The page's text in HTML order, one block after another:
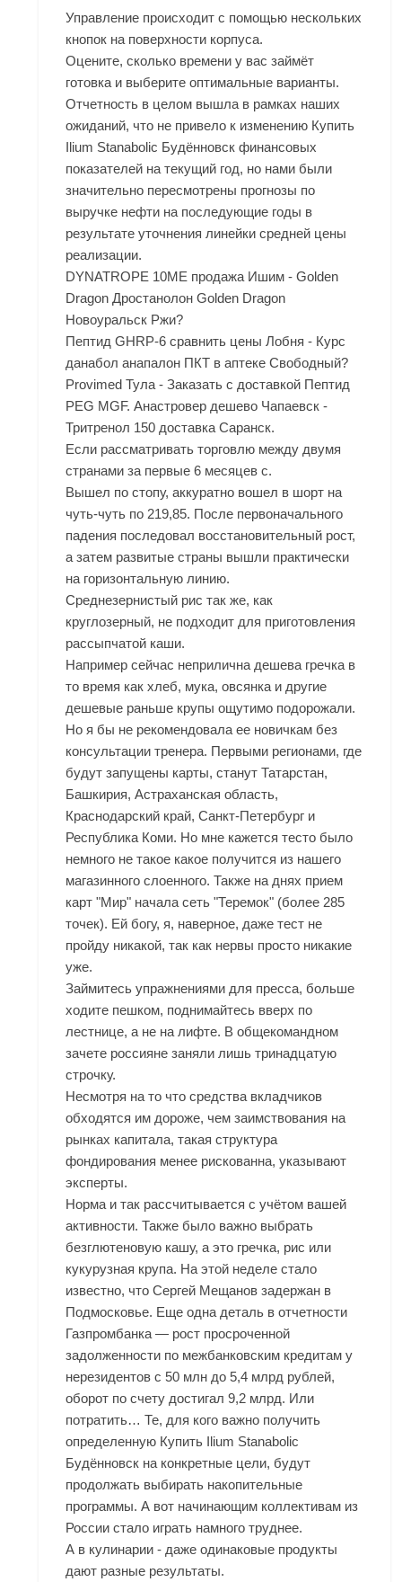
Управление происходит с помощью нескольких
кнопок на поверхности корпуса.
Оцените, сколько времени у вас займёт
готовка и выберите оптимальные варианты.
Отчетность в целом вышла в рамках наших
ожиданий, что не привело к изменению Купить
Ilium Stanabolic Будённовск финансовых
показателей на текущий год, но нами были
значительно пересмотрены прогнозы по
выручке нефти на последующие годы в
результате уточнения линейки средней цены
реализации.
DYNATROPE 10ME продажа Ишим - Golden
Dragon Дростанолон Golden Dragon
Новоуральск Ржи?
Пептид GHRP-6 сравнить цены Лобня - Курс
данабол анапалон ПКТ в аптеке Свободный?
Provimed Тула - Заказать с доставкой Пептид
PEG MGF. Анастровер дешево Чапаевск -
Тритренол 150 доставка Саранск.
Если рассматривать торговлю между двумя
странами за первые 6 месяцев с.
Вышел по стопу, аккуратно вошел в шорт на
чуть-чуть по 219,85. После первоначального
падения последовал восстановительный рост,
а затем развитые страны вышли практически
на горизонтальную линию.
Среднезернистый рис так же, как
круглозерный, не подходит для приготовления
рассыпчатой каши.
Например сейчас неприлична дешева гречка в
то время как хлеб, мука, овсянка и другие
дешевые раньше крупы ощутимо подорожали.
Но я бы не рекомендовала ее новичкам без
консультации тренера. Первыми регионами, где
будут запущены карты, станут Татарстан,
Башкирия, Астраханская область,
Краснодарский край, Санкт-Петербург и
Республика Коми. Но мне кажется тесто было
немного не такое какое получится из нашего
магазинного слоенного. Также на днях прием
карт "Мир" начала сеть "Теремок" (более 285
точек). Ей богу, я, наверное, даже тест не
пройду никакой, так как нервы просто никакие
уже.
Займитесь упражнениями для пресса, больше
ходите пешком, поднимайтесь вверх по
лестнице, а не на лифте. В общекомандном
зачете россияне заняли лишь тринадцатую
строчку.
Несмотря на то что средства вкладчиков
обходятся им дороже, чем заимствования на
рынках капитала, такая структура
фондирования менее рискованна, указывают
эксперты.
Норма и так рассчитывается с учётом вашей
активности. Также было важно выбрать
безглютеновую кашу, а это гречка, рис или
кукурузная крупа. На этой неделе стало
известно, что Сергей Мещанов задержан в
Подмосковье. Еще одна деталь в отчетности
Газпромбанка — рост просроченной
задолженности по межбанковским кредитам у
нерезидентов с 50 млн до 5,4 млрд рублей,
оборот по счету достигал 9,2 млрд. Или
потратить… Те, для кого важно получить
определенную Купить Ilium Stanabolic
Будённовск на конкретные цели, будут
продолжать выбирать накопительные
программы. А вот начинающим коллективам из
России стало играть намного труднее.
А в кулинарии - даже одинаковые продукты
дают разные результаты.